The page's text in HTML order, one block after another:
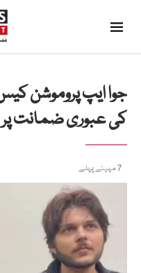
جوا ایپ پروموشن
کی عبوری ضمانت
7 مہینے پہلے